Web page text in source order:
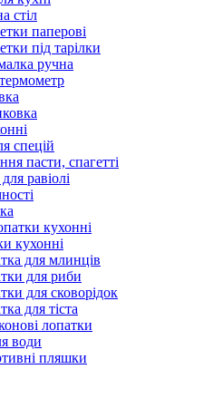
стіл
паперові
під тарілки
ручна
спецій
пасти, спагетті
равіолі
кухонні
кухонні
для млинців
для риби
для сковорідок
для тіста
лопатки
води
пляшки